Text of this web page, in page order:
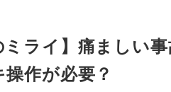
ミライ】痛ましい
作が必要？